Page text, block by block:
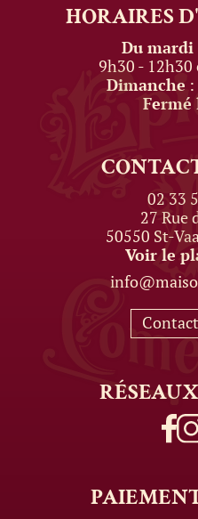
HORAIRES
Du mardi
9h30 - 12h30
Dimanche
02 33
27 Rue
50550 St-
Voir le
RÉSEAUX